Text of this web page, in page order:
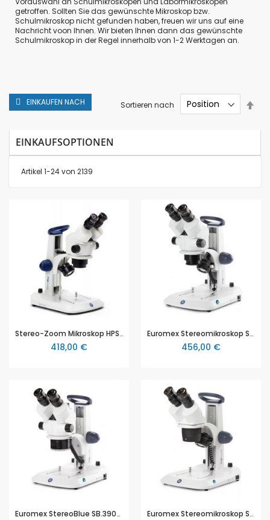
getroffen. Sollten Sie das gewünschte Mikroskop bzw.
Schulmikroskop nicht gefunden haben, freuen wir uns auf eine
Nachricht voon Ihnen. Wir bieten Ihnen dann das gewünschte
Schulmikroskop in der Regel innerhalb von 1-2 Werktagen an.
Artikel 1-24von 2139
Sortieren nach
Stereo-Zoom Mikroskop HPS 133 WINLAB, Zoomobjektiv von 0,7x bis 4,5x, Vergrößerung 3,5x bis 135x mit Zusatzoptik, LED, Auf- und Durchlicht
418,00 €
Euromex Stereomikroskop StereoBlue SB.1902, Stereo-Zoom Mikroskop, mit Vergrößerung 3,5x bis 135x, LED, Auf- und Durchlicht, Zahnstangenstativ
456,00 €
Euromex StereoBlue SB.3903, Stereo-Zoom Mikroskop, mit Vergrößerung, 0.7 - 4.5x Zoom, mit Vergrößerung 3,5x bis 135x, LED, Auf- und Durchlicht, LED-Ringlicht, Zahnstangenstativ Euromex Stereomikroskop StereoBlue SB.1302, 1x/3x Objektive, 10x und 30x Vergrößerung (kann auf 135x vergrößert werden), Zahnstangenstativ, LED
EINKAUFEN NACH
EINKAUFSOPTIONEN